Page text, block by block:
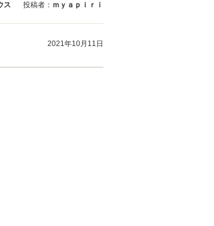
ス 投稿者： ｍｙａｐｉｒｉ
2021年10月11日